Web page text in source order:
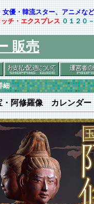
女優・韓流スター、アニメ
チ・エクスプレス ０１２０
販売
細
・阿修羅像 カレンダー